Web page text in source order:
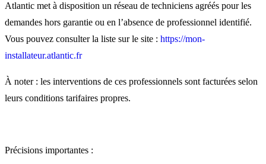
Atlantic met à disposition un réseau de techniciens agréés pour les
demandes hors garantie ou en l’absence de professionnel identifié.
Vous pouvez consulter la liste sur le site : https://mon-
installateur.atlantic.fr
À noter : les interventions de ces professionnels sont facturées selon
leurs conditions tarifaires propres.
Précisions importantes :